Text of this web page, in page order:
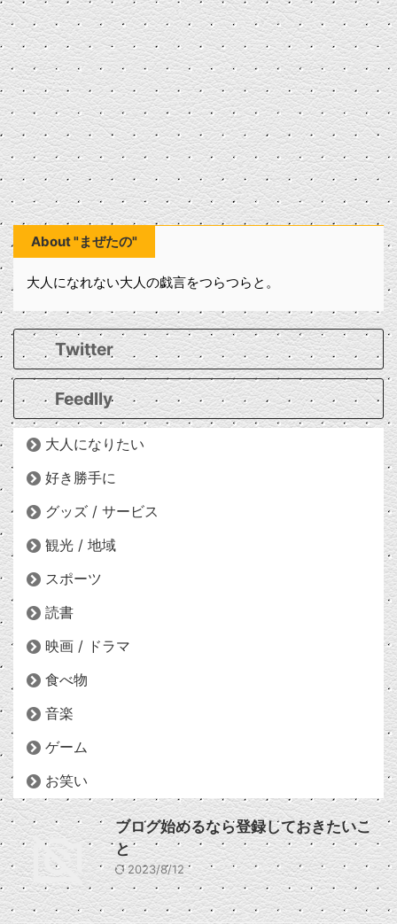
About "まぜたの"
大人になれない大人の戯言をつらつらと。
Twitter
Feedlly
大人になりたい
好き勝手に
グッズ / サービス
観光 / 地域
スポーツ
読書
映画 / ドラマ
食べ物
音楽
ゲーム
お笑い
ブログ始めるなら登録しておきたいこ
と
2023/8/12